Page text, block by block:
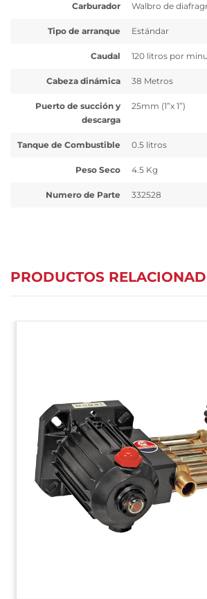
Carburador Walbro de
Tipo de arranque Estándar
Caudal 120 litros por
Cabeza dinámica 38 Metros
Puerto de succión y
descarga
25mm (1”x 1”)
Tanque de Combustible 0.5 litros
Peso Seco 4.5 Kg
Numero de Parte 332528
PRODUCTOS